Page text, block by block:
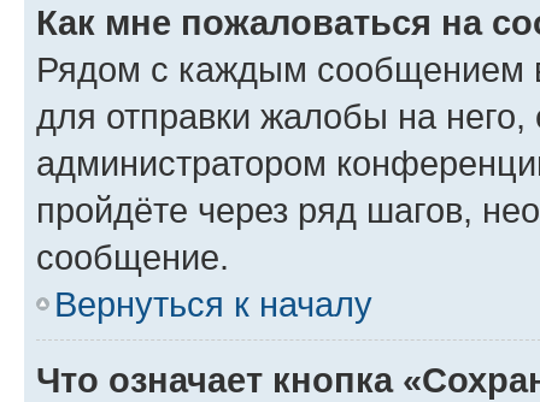
Как мне пожаловаться на
Рядом с каждым сообщением
для отправки жалобы на
администратором
пройдёте через ряд шагов,
сообщение.
Вернуться к началу
Что означает кнопка